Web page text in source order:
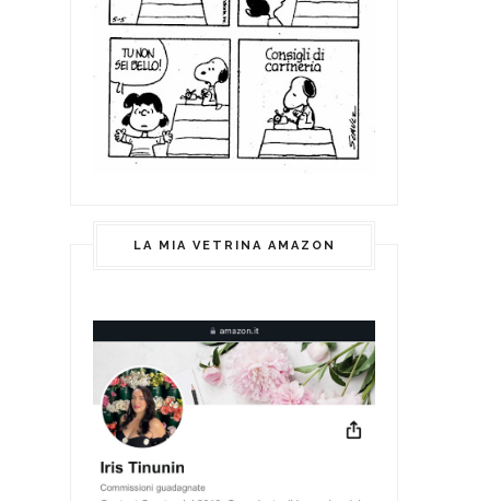
LA MIA VETRINA AMAZON